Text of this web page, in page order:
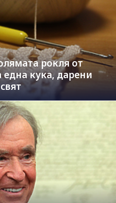
рокля от
една кука, дарени